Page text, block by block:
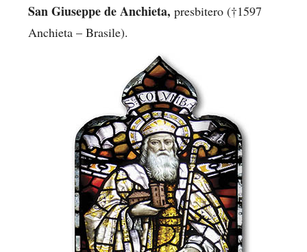
San Giuseppe de Anchieta, presbitero (†1597
Anchieta – Brasile).